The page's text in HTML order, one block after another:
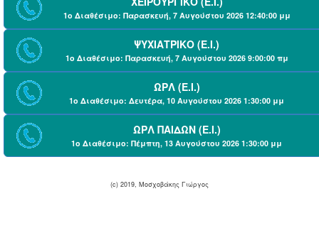
1ο Διαθέσιμο: Παρασκευή, 7 Αυγούστου 2026 12:40:00 μμ
ΨΥΧΙΑΤΡΙΚΟ (Ε.Ι.)
1ο Διαθέσιμο: Παρασκευή, 7 Αυγούστου 2026 9:00:00 πμ
ΩΡΛ (Ε.Ι.)
1ο Διαθέσιμο: Δευτέρα, 10 Αυγούστου 2026 1:30:00 μμ
ΩΡΛ ΠΑΙΔΩΝ (Ε.Ι.)
1ο Διαθέσιμο: Πέμπτη, 13 Αυγούστου 2026 1:30:00 μμ
(c) 2019, Μοσχοβάκης Γιώργος